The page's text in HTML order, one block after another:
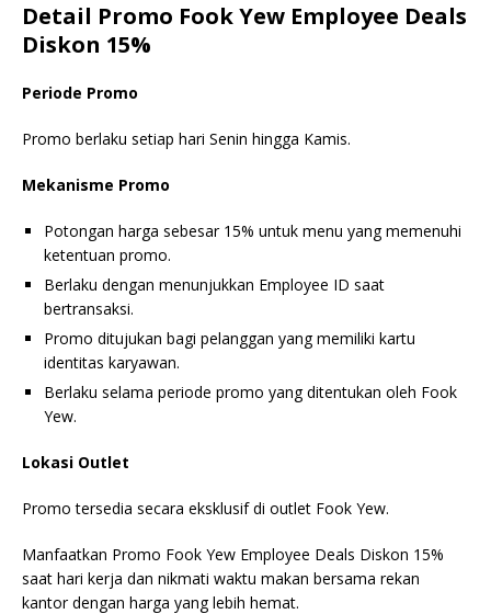
Detail Promo Fook Yew Employee Deals
Diskon 15%
Periode Promo
Promo berlaku setiap hari Senin hingga Kamis.
Mekanisme Promo
Potongan harga sebesar 15% untuk menu yang memenuhi
ketentuan promo.
Berlaku dengan menunjukkan Employee ID saat
bertransaksi.
Promo ditujukan bagi pelanggan yang memiliki kartu
identitas karyawan.
Berlaku selama periode promo yang ditentukan oleh Fook
Yew.
Lokasi Outlet
Promo tersedia secara eksklusif di outlet Fook Yew.
Manfaatkan Promo Fook Yew Employee Deals Diskon 15%
saat hari kerja dan nikmati waktu makan bersama rekan
kantor dengan harga yang lebih hemat.